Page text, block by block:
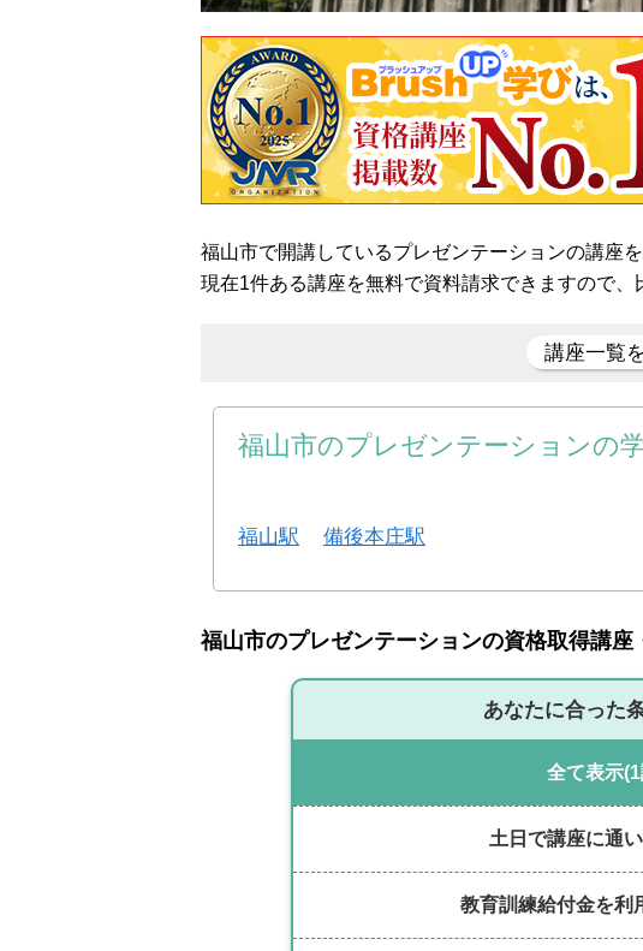
福山市で開講しているプレゼンテーションの講座
現在1件ある講座を無料で資料請求できますので、
講座一覧
福山市のプレゼンテーションの
福山駅 備後本庄駅
福山市のプレゼンテーションの資格取得講
あなたに合った
全て表示
土日で講座に通
教育訓練給付金を利